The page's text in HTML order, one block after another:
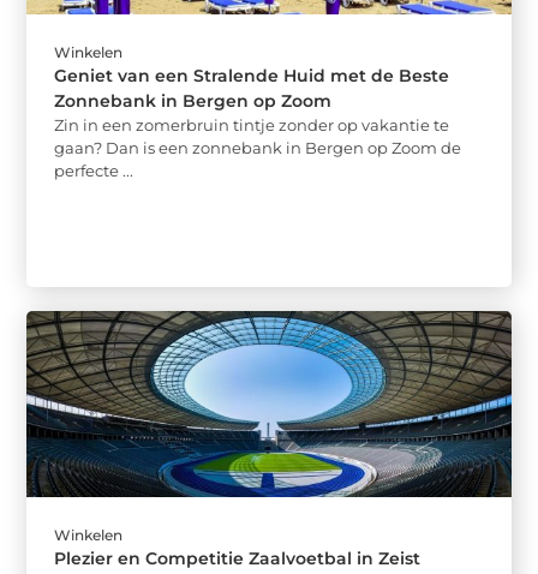
Winkelen
Geniet van een Stralende Huid met de Beste
Zonnebank in Bergen op Zoom
Zin in een zomerbruin tintje zonder op vakantie te
gaan? Dan is een zonnebank in Bergen op Zoom de
perfecte ...
Winkelen
Plezier en Competitie Zaalvoetbal in Zeist